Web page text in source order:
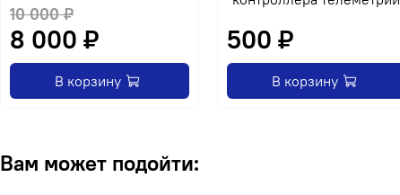
10 000 ₽
8 000 ₽
В корзину
500 ₽
В корзину
Вам может подойти: